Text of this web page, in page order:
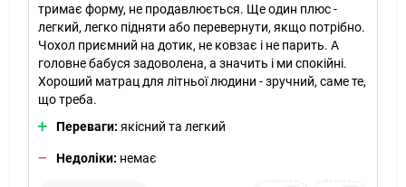
тримає форму, не продавлюється. Ще один плюс -
легкий, легко підняти або перевернути, якщо потрібно.
Чохол приємний на дотик, не ковзає і не парить. А
головне бабуся задоволена, а значить і ми спокійні.
Хороший матрац для літньої людини - зручний, саме те,
що треба.
Переваги: якісний та легкий
Недоліки: немає